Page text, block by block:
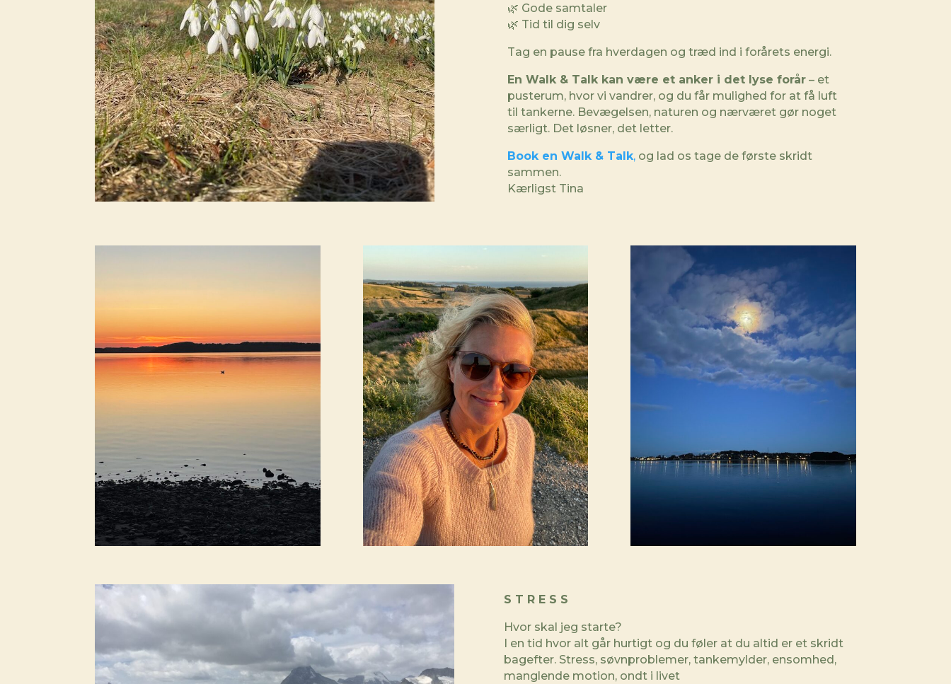
🌿 Gode samtaler
🌿 Tid til dig selv
Tag en pause fra hverdagen og træd ind i forårets energi.
En Walk & Talk kan være et anker i det lyse forår– et
pusterum, hvor vi vandrer, og du får mulighed for at få luft
til tankerne. Bevægelsen, naturen og nærværet gør noget
særligt. Det løsner, det letter.
Book en Walk & Talk,og lad os tage de første skridt
sammen.
Kærligst Tina
S T R E S S
Hvor skal jeg starte?
I en tid hvor alt går hurtigt og du føler at du altid er et skridt
bagefter. Stress, søvnproblemer, tankemylder, ensomhed,
manglende motion, ondt i livet